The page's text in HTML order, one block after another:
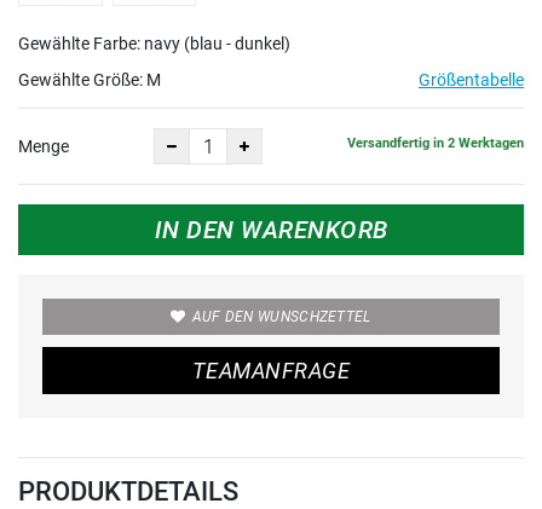
Gewählte Farbe: navy (blau - dunkel)
Gewählte Größe: M Größentabelle
Menge Versandfertig in 2 Werktagen
IN DEN WARENKORB
AUF DEN WUNSCHZETTEL
TEAMANFRAGE
PRODUKTDETAILS